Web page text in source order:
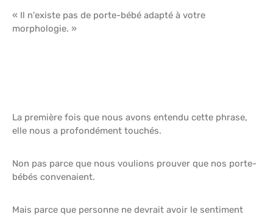
« Il n'existe pas de porte-bébé adapté à votre
morphologie. »
La première fois que nous avons entendu cette phrase,
elle nous a profondément touchés.
Non pas parce que nous voulions prouver que nos porte-
bébés convenaient.
Mais parce que personne ne devrait avoir le sentiment